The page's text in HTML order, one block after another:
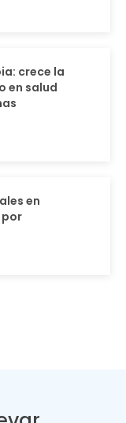
crece la
en salud
en